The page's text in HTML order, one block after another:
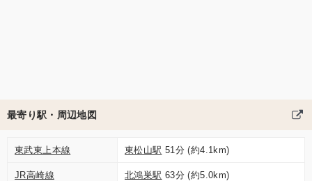
最寄り駅・周辺地図
東武東上本線 東松山駅 51分 (約4.1km)
JR高崎線 北鴻巣駅 63分 (約5.0km)